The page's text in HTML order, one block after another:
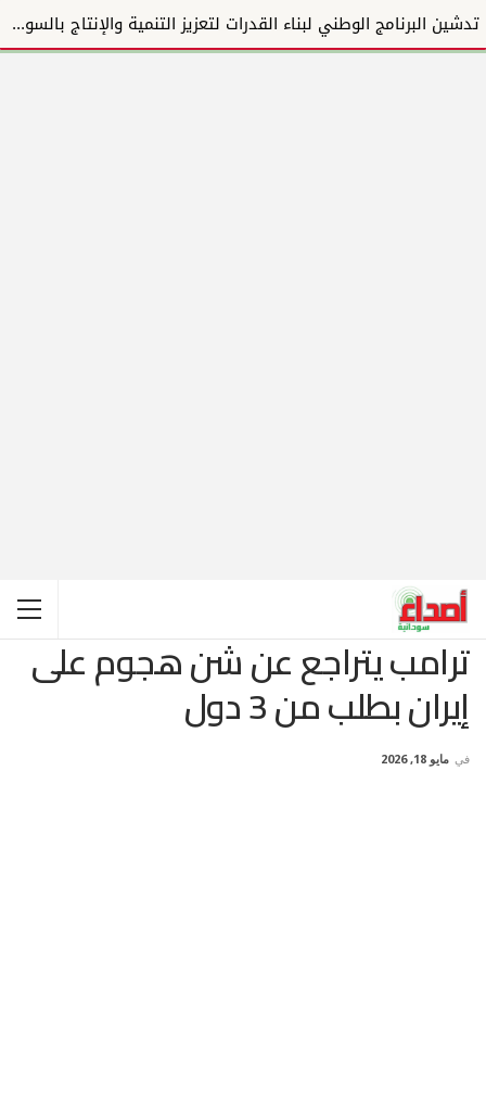
تدشين البرنامج الوطني لبناء القدرات لتعزيز التنمية والإنتاج بالسودان
ترامب يتراجع عن شن هجوم على
إيران بطلب من 3 دول
في مايو 18, 2026